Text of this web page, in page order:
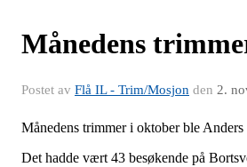
Månedens
Postet av Flå IL - Trim/Mosjon den 2.
Månedens trimmer i oktober ble
Det hadde vært 43 besøkende på